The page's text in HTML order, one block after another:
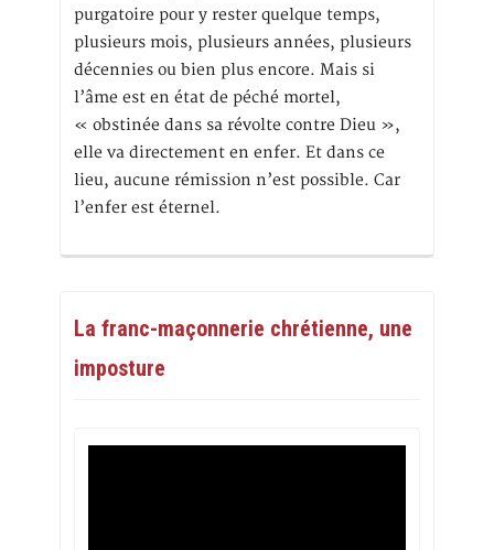
purgatoire pour y rester quelque temps,
plusieurs mois, plusieurs années, plusieurs
décennies ou bien plus encore. Mais si
l’âme est en état de péché mortel,
« obstinée dans sa révolte contre Dieu »,
elle va directement en enfer. Et dans ce
lieu, aucune rémission n’est possible. Car
l’enfer est éternel.
La franc-maçonnerie chrétienne, une
imposture